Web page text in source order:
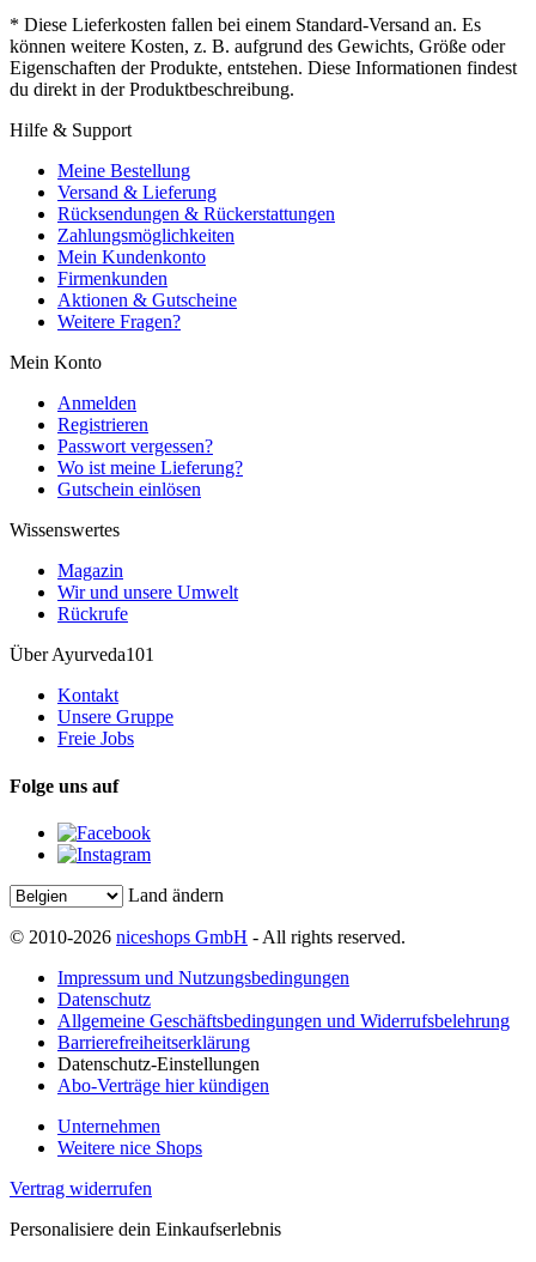
* Diese Lieferkosten fallen bei einem Standard-Versand an. Es
können weitere Kosten, z. B. aufgrund des Gewichts, Größe oder
Eigenschaften der Produkte, entstehen. Diese Informationen findest
du direkt in der Produktbeschreibung.
Hilfe & Support
Meine Bestellung
Versand & Lieferung
Rücksendungen & Rückerstattungen
Zahlungsmöglichkeiten
Mein Kundenkonto
Firmenkunden
Aktionen & Gutscheine
Weitere Fragen?
Mein Konto
Anmelden
Registrieren
Passwort vergessen?
Wo ist meine Lieferung?
Gutschein einlösen
Wissenswertes
Magazin
Wir und unsere Umwelt
Rückrufe
Über Ayurveda101
Kontakt
Unsere Gruppe
Freie Jobs
Folge uns auf
Land ändern
© 2010-2026 niceshops GmbH - All rights reserved.
Impressum und Nutzungsbedingungen
Datenschutz
Allgemeine Geschäftsbedingungen und Widerrufsbelehrung
Barrierefreiheitserklärung
Datenschutz-Einstellungen
Abo-Verträge hier kündigen
Unternehmen
Weitere nice Shops
Vertrag widerrufen
Personalisiere dein Einkaufserlebnis